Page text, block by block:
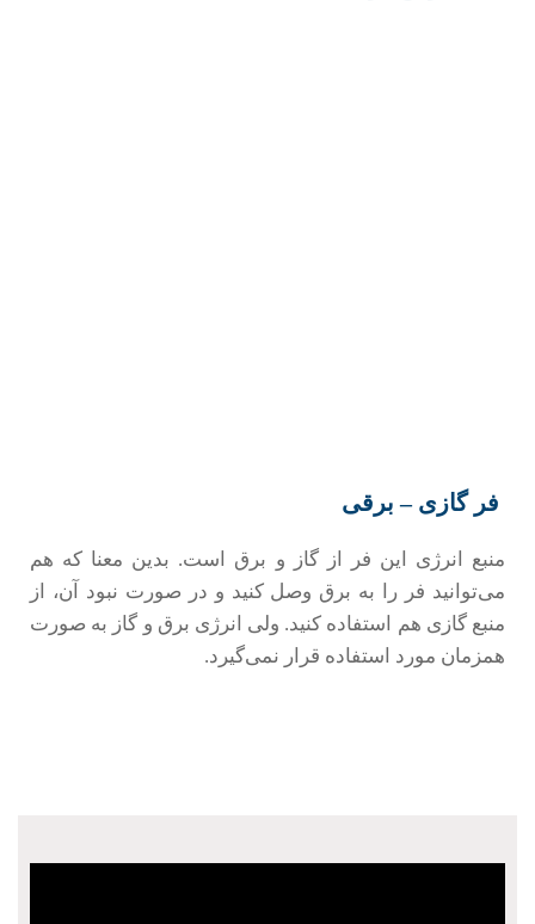
فر گازی – برقی
منبع انرژی این فر از گاز و برق است. بدین معنا که هم
می‌توانید فر را به برق وصل کنید و در صورت نبود آن، از
منبع گازی هم استفاده کنید. ولی انرژی برق و گاز به صورت
همزمان مورد استفاده قرار نمی‌گیرد.